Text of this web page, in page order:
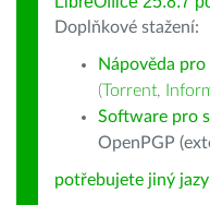
Doplňkové stažení:
Nápověda
(Torrent,
Software pro
OpenPGP
potřebujete jiný